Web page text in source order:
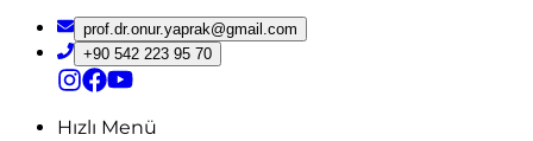
prof.dr.onur.yaprak@gmail.com
+90 542 223 95 70
Hızlı Menü